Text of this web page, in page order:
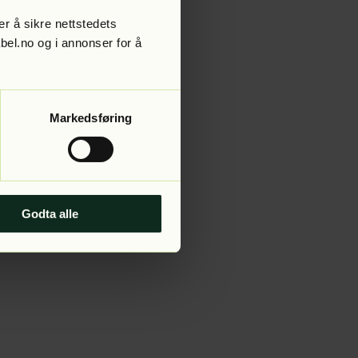
å sikre nettstedets
og i annonser for å
Markedsføring
Godta alle